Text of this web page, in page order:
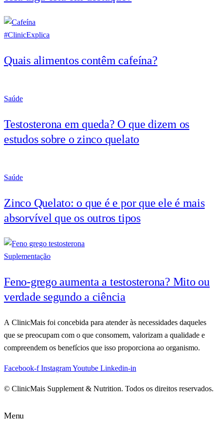
#ClinicExplica
Quais alimentos contêm cafeína?
Saúde
Testosterona em queda? O que dizem os
estudos sobre o zinco quelato
Saúde
Zinco Quelato: o que é e por que ele é mais
absorvível que os outros tipos
Suplementação
Feno-grego aumenta a testosterona? Mito ou
verdade segundo a ciência
A ClinicMais foi concebida para atender às necessidades daqueles
que se preocupam com o que consomem, valorizam a qualidade e
compreendem os benefícios que isso proporciona ao organismo.
Facebook-f InstagramYoutube Linkedin-in
© ClinicMais Supplement & Nutrition. Todos os direitos reservados.
Menu